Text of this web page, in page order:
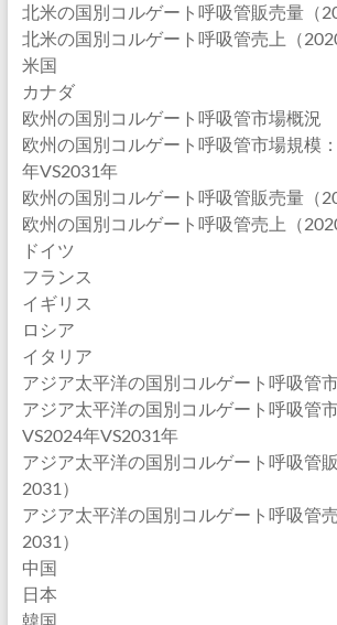
北米の国別コルゲート呼吸管販売量（
北米の国別コルゲート呼吸管売上（
米国
カナダ
欧州の国別コルゲート呼吸管市場概況
欧州の国別コルゲート呼吸管市場規模
年VS2031年
欧州の国別コルゲート呼吸管販売量（
欧州の国別コルゲート呼吸管売上（
ドイツ
フランス
イギリス
ロシア
イタリア
アジア太平洋の国別コルゲート呼吸管
アジア太平洋の国別コルゲート呼吸管
VS2024年VS2031年
アジア太平洋の国別コルゲート呼吸管
2031）
アジア太平洋の国別コルゲート呼吸管
2031）
中国
日本
韓国